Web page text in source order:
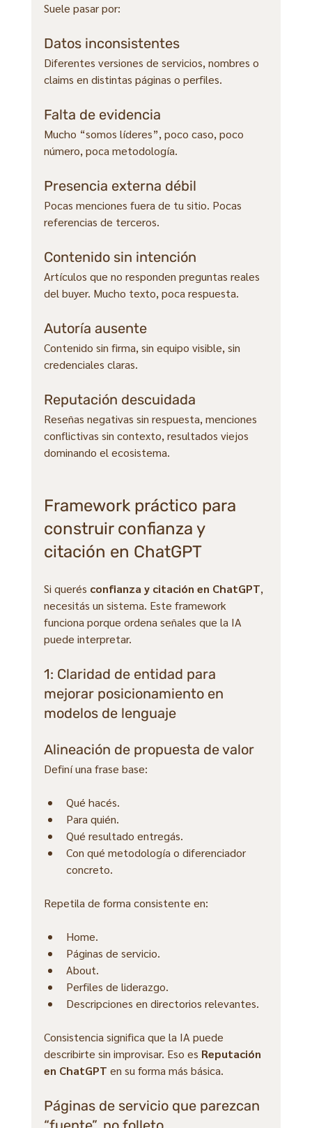
Suele pasar por:
Datos inconsistentes
Diferentes versiones de servicios, nombres o
claims en distintas páginas o perfiles.
Falta de evidencia
Mucho “somos líderes”, poco caso, poco
número, poca metodología.
Presencia externa débil
Pocas menciones fuera de tu sitio. Pocas
referencias de terceros.
Contenido sin intención
Artículos que no responden preguntas reales
del buyer. Mucho texto, poca respuesta.
Autoría ausente
Contenido sin firma, sin equipo visible, sin
credenciales claras.
Reputación descuidada
Reseñas negativas sin respuesta, menciones
conflictivas sin contexto, resultados viejos
dominando el ecosistema.
Framework práctico para
construir confianza y
citación en ChatGPT
Si querés confianza y citación en ChatGPT,
necesitás un sistema. Este framework
funciona porque ordena señales que la IA
puede interpretar.
1: Claridad de entidad para
mejorar posicionamiento en
modelos de lenguaje
Alineación de propuesta de valor
Definí una frase base:
Qué hacés.
Para quién.
Qué resultado entregás.
Con qué metodología o diferenciador
concreto.
Repetila de forma consistente en:
Home.
Páginas de servicio.
About.
Perfiles de liderazgo.
Descripciones en directorios relevantes.
Consistencia significa que la IA puede
describirte sin improvisar. Eso es Reputación
en ChatGPT en su forma más básica.
Páginas de servicio que parezcan